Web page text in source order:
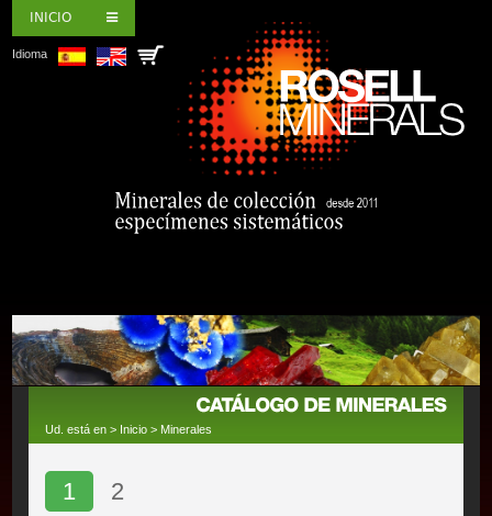
INICIO
Idioma
Ud. está en > Inicio > Minerales
1 2